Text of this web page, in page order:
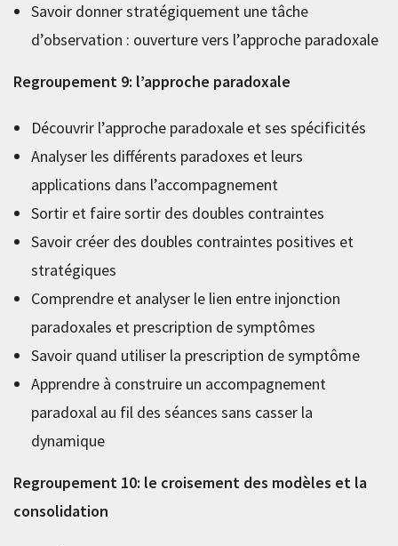
Savoir donner stratégiquement une tâche
d’observation : ouverture vers l’approche paradoxale
Regroupement 9: l’approche paradoxale
Découvrir l’approche paradoxale et ses spécificités
Analyser les différents paradoxes et leurs
applications dans l’accompagnement
Sortir et faire sortir des doubles contraintes
Savoir créer des doubles contraintes positives et
stratégiques
Comprendre et analyser le lien entre injonction
paradoxales et prescription de symptômes
Savoir quand utiliser la prescription de symptôme
Apprendre à construire un accompagnement
paradoxal au fil des séances sans casser la
dynamique
Regroupement 10: le croisement des modèles et la
consolidation